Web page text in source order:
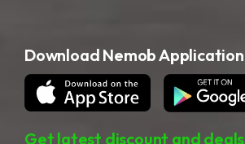
Download Nemob Application
Get latest discount and deals